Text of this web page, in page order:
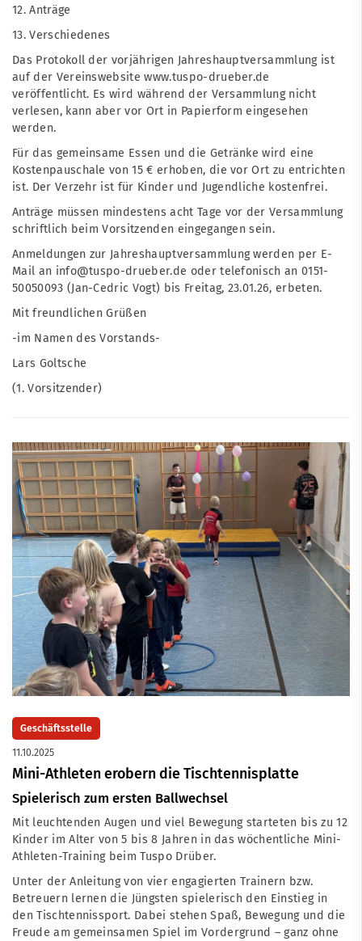
12. Anträge
13. Verschiedenes
Das Protokoll der vorjährigen Jahreshauptversammlung ist
auf der Vereinswebsite www.tuspo-drueber.de
veröffentlicht. Es wird während der Versammlung nicht
verlesen, kann aber vor Ort in Papierform eingesehen
werden.
Für das gemeinsame Essen und die Getränke wird eine
Kostenpauschale von 15 € erhoben, die vor Ort zu entrichten
ist. Der Verzehr ist für Kinder und Jugendliche kostenfrei.
Anträge müssen mindestens acht Tage vor der Versammlung
schriftlich beim Vorsitzenden eingegangen sein.
Anmeldungen zur Jahreshauptversammlung werden per E-
Mail an info@tuspo-drueber.de oder telefonisch an 0151-
50050093 (Jan-Cedric Vogt) bis Freitag, 23.01.26, erbeten.
Mit freundlichen Grüßen
-im Namen des Vorstands-
Lars Goltsche
(1. Vorsitzender)
Geschäftsstelle
11.10.2025
Mini-Athleten erobern die Tischtennisplatte
Spielerisch zum ersten Ballwechsel
Mit leuchtenden Augen und viel Bewegung starteten bis zu 12
Kinder im Alter von 5 bis 8 Jahren in das wöchentliche Mini-
Athleten-Training beim Tuspo Drüber.
Unter der Anleitung von vier engagierten Trainern bzw.
Betreuern lernen die Jüngsten spielerisch den Einstieg in
den Tischtennissport. Dabei stehen Spaß, Bewegung und die
Freude am gemeinsamen Spiel im Vordergrund – ganz ohne